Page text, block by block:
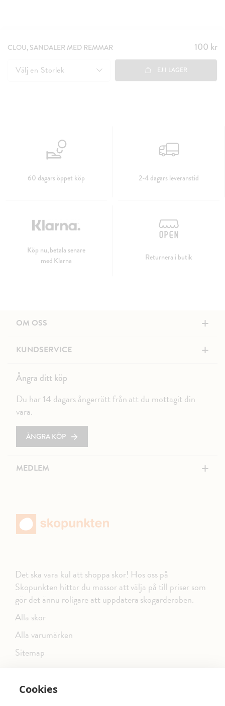
Cookies
CLOU, SANDALER MED REMMAR Pris:
100 kr
100 kr
Välj en Storlek EJ I LAGER
60 dagars öppet köp 2-4 dagars leveranstid
Köp nu, betala senare
med Klarna
Returnera i butik
OM OSS +
KUNDSERVICE +
Ångra ditt köp
Du har 14 dagars ångerrätt från att du mottagit din
vara.
ÅNGRA KÖP
MEDLEM +
Det ska vara kul att shoppa skor! Hos oss på
Skopunkten hittar du massor att välja på till priser som
gör det ännu roligare att uppdatera skogarderoben.
Alla skor
Alla varumärken
Sitemap